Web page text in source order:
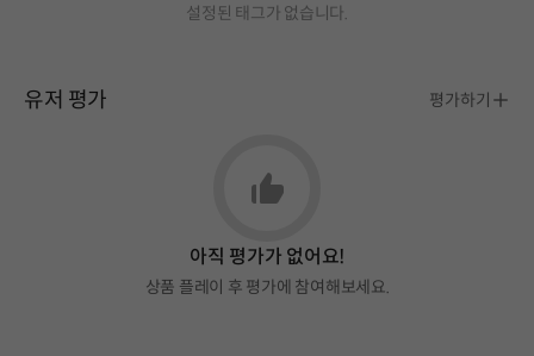
설정된 태그가 없습니다.
유저 평가 평가하기
아직 평가가 없어요!
상품 플레이 후 평가에 참여해보세요.